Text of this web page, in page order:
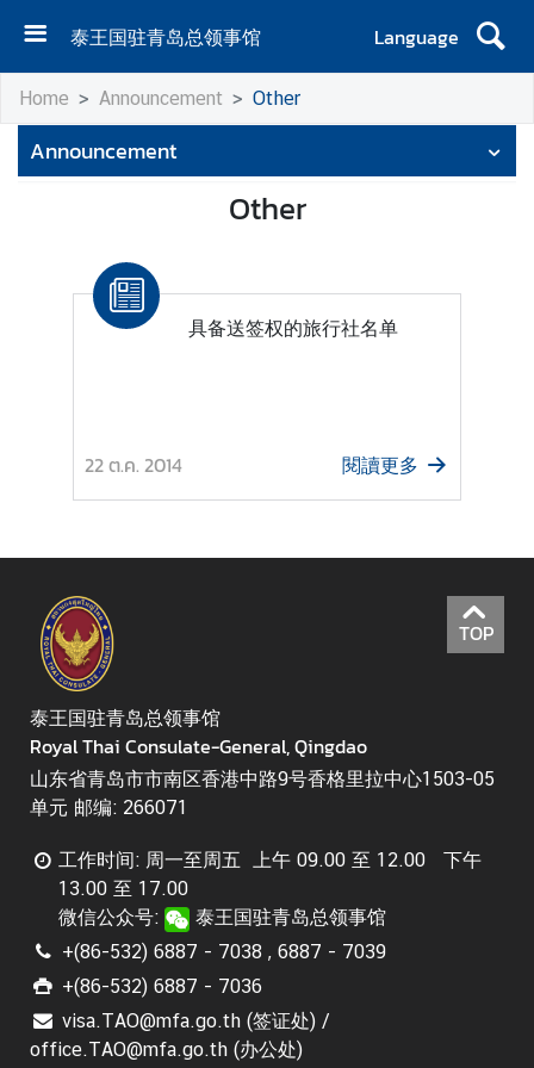
泰王国驻青岛总领事馆
Language
首
页
关
于
驻
信
息
泰
国
详
情
Home Announcement Other
Announcement
Other
具备送签权的旅行社名单
22 ต.ค. 2014 閱讀更多
TOP
泰王国驻青岛总领事馆
Royal Thai Consulate-General, Qingdao
山东省青岛市市南区香港中路9号香格里拉中心1503-05
单元 邮编: 266071
工作时间: 周一至周五 上午 09.00 至 12.00 下午
13.00 至 17.00
微信公众号:
泰王国驻青岛总领事馆
+(86-532) 6887 - 7038 , 6887 - 7039
+(86-532) 6887 - 7036
visa.TAO@mfa.go.th (签证处) /
office.TAO@mfa.go.th (办公处)